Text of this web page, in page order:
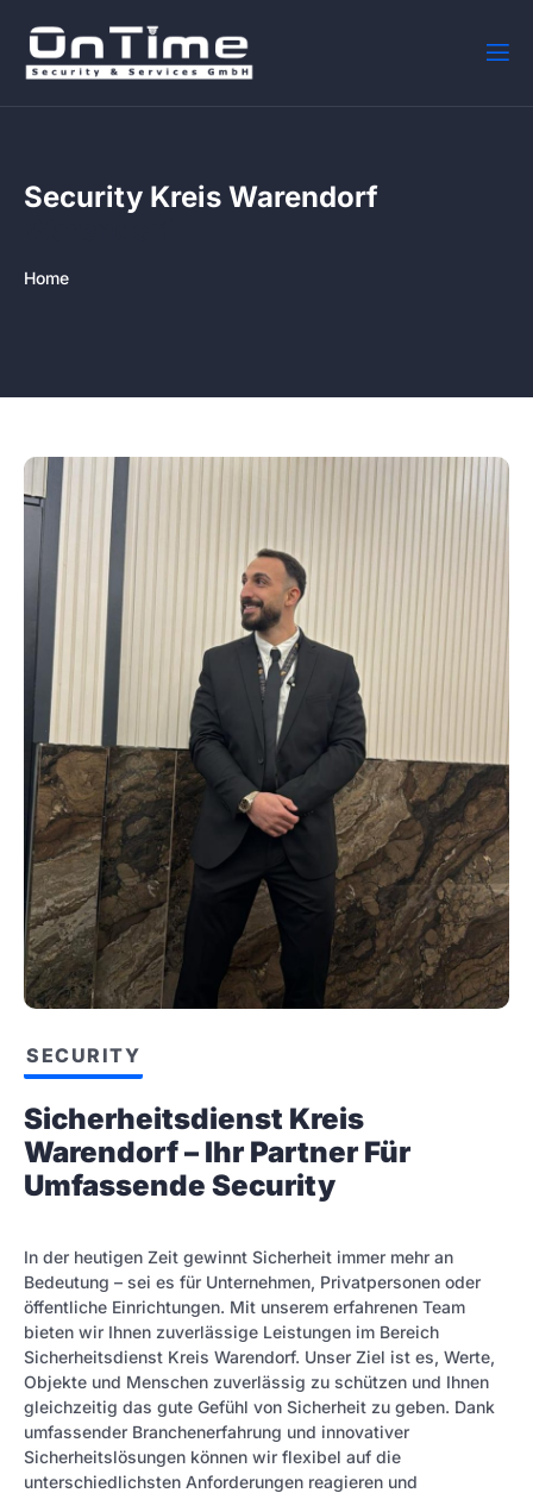
Security Kreis Warendorf
Home
SECURITY
Sicherheitsdienst Kreis
Warendorf – Ihr Partner Für
Umfassende Security
In der heutigen Zeit gewinnt Sicherheit immer mehr an
Bedeutung – sei es für Unternehmen, Privatpersonen oder
öffentliche Einrichtungen. Mit unserem erfahrenen Team
bieten wir Ihnen zuverlässige Leistungen im Bereich
Sicherheitsdienst Kreis Warendorf. Unser Ziel ist es, Werte,
Objekte und Menschen zuverlässig zu schützen und Ihnen
gleichzeitig das gute Gefühl von Sicherheit zu geben. Dank
umfassender Branchenerfahrung und innovativer
Sicherheitslösungen können wir flexibel auf die
unterschiedlichsten Anforderungen reagieren und